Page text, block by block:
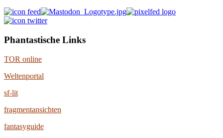
Phantastische Links
TOR online
Weltenportal
sf-lit
fragmentansichten
fantasyguide